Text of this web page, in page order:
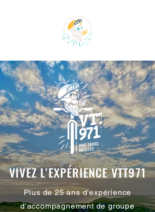
VIVEZ L'EXPÉRIENCE VTT971
Plus de 25 ans d'expérience
d'accompagnement de groupe